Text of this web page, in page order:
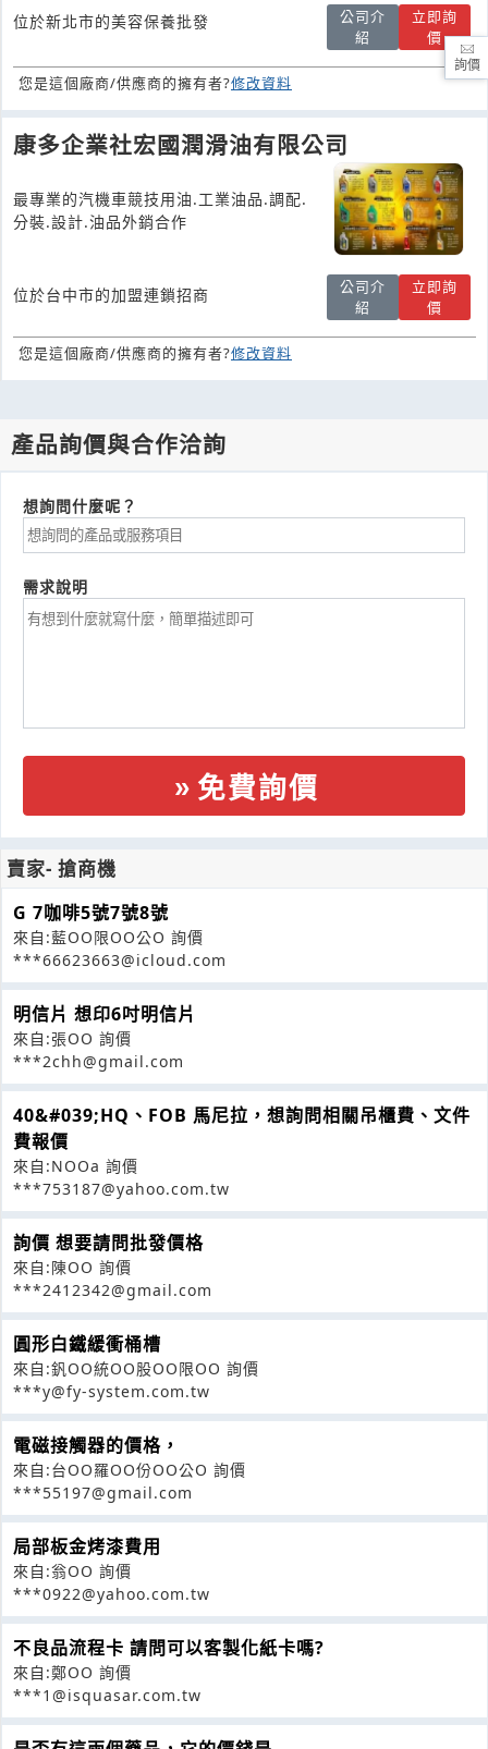
位於新北市的美容保養批發
公司介
紹
立即詢
價
您是這個廠商/供應商的擁有者?修改資料
康多企業社宏國潤滑油有限公司
最專業的汽機車競技用油.工業油品.調配.
分裝.設計.油品外銷合作
位於台中市的加盟連鎖招商
公司介
紹
立即詢
價
您是這個廠商/供應商的擁有者?修改資料
產品詢價與合作洽詢
想詢問什麼呢？
需求說明
免費詢價
賣家- 搶商機
G 7咖啡5號7號8號
來自:藍OO限OO公O 詢價
***66623663@icloud.com
明信片 想印6吋明信片
來自:張OO 詢價
***2chh@gmail.com
40&#039;HQ、FOB 馬尼拉，想詢問相關吊櫃費、文件
費報價
來自:NOOa 詢價
***753187@yahoo.com.tw
詢價 想要請問批發價格
來自:陳OO 詢價
***2412342@gmail.com
圓形白鐵緩衝桶槽
來自:釩OO統OO股OO限OO 詢價
***y@fy-system.com.tw
電磁接觸器的價格，
來自:台OO羅OO份OO公O 詢價
***55197@gmail.com
局部板金烤漆費用
來自:翁OO 詢價
***0922@yahoo.com.tw
不良品流程卡 請問可以客製化紙卡嗎?
來自:鄭OO 詢價
***1@isquasar.com.tw
詢價